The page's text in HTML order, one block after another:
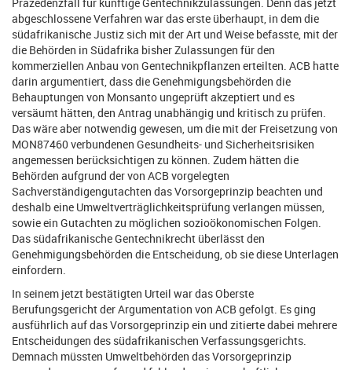
abgeschlossene Verfahren war das erste überhaupt, in dem die
südafrikanische Justiz sich mit der Art und Weise befasste, mit der
die Behörden in Südafrika bisher Zulassungen für den
kommerziellen Anbau von Gentechnikpflanzen erteilten. ACB hatte
darin argumentiert, dass die Genehmigungsbehörden die
Behauptungen von Monsanto ungeprüft akzeptiert und es
versäumt hätten, den Antrag unabhängig und kritisch zu prüfen.
Das wäre aber notwendig gewesen, um die mit der Freisetzung von
MON87460 verbundenen Gesundheits- und Sicherheitsrisiken
angemessen berücksichtigen zu können. Zudem hätten die
Behörden aufgrund der von ACB vorgelegten
Sachverständigengutachten das Vorsorgeprinzip beachten und
deshalb eine Umweltverträglichkeitsprüfung verlangen müssen,
sowie ein Gutachten zu möglichen sozioökonomischen Folgen.
Das südafrikanische Gentechnikrecht überlässt den
Genehmigungsbehörden die Entscheidung, ob sie diese Unterlagen
einfordern.
In seinem jetzt bestätigten Urteil war das Oberste
Berufungsgericht der Argumentation von ACB gefolgt. Es ging
ausführlich auf das Vorsorgeprinzip ein und zitierte dabei mehrere
Entscheidungen des südafrikanischen Verfassungsgerichts.
Demnach müssten Umweltbehörden das Vorsorgeprinzip